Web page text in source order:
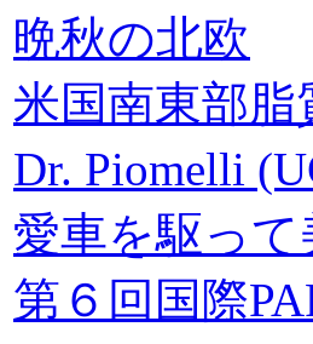
晩秋の北欧
米国南東部
Dr. Piomelli
愛車を駆っ
第６回国際